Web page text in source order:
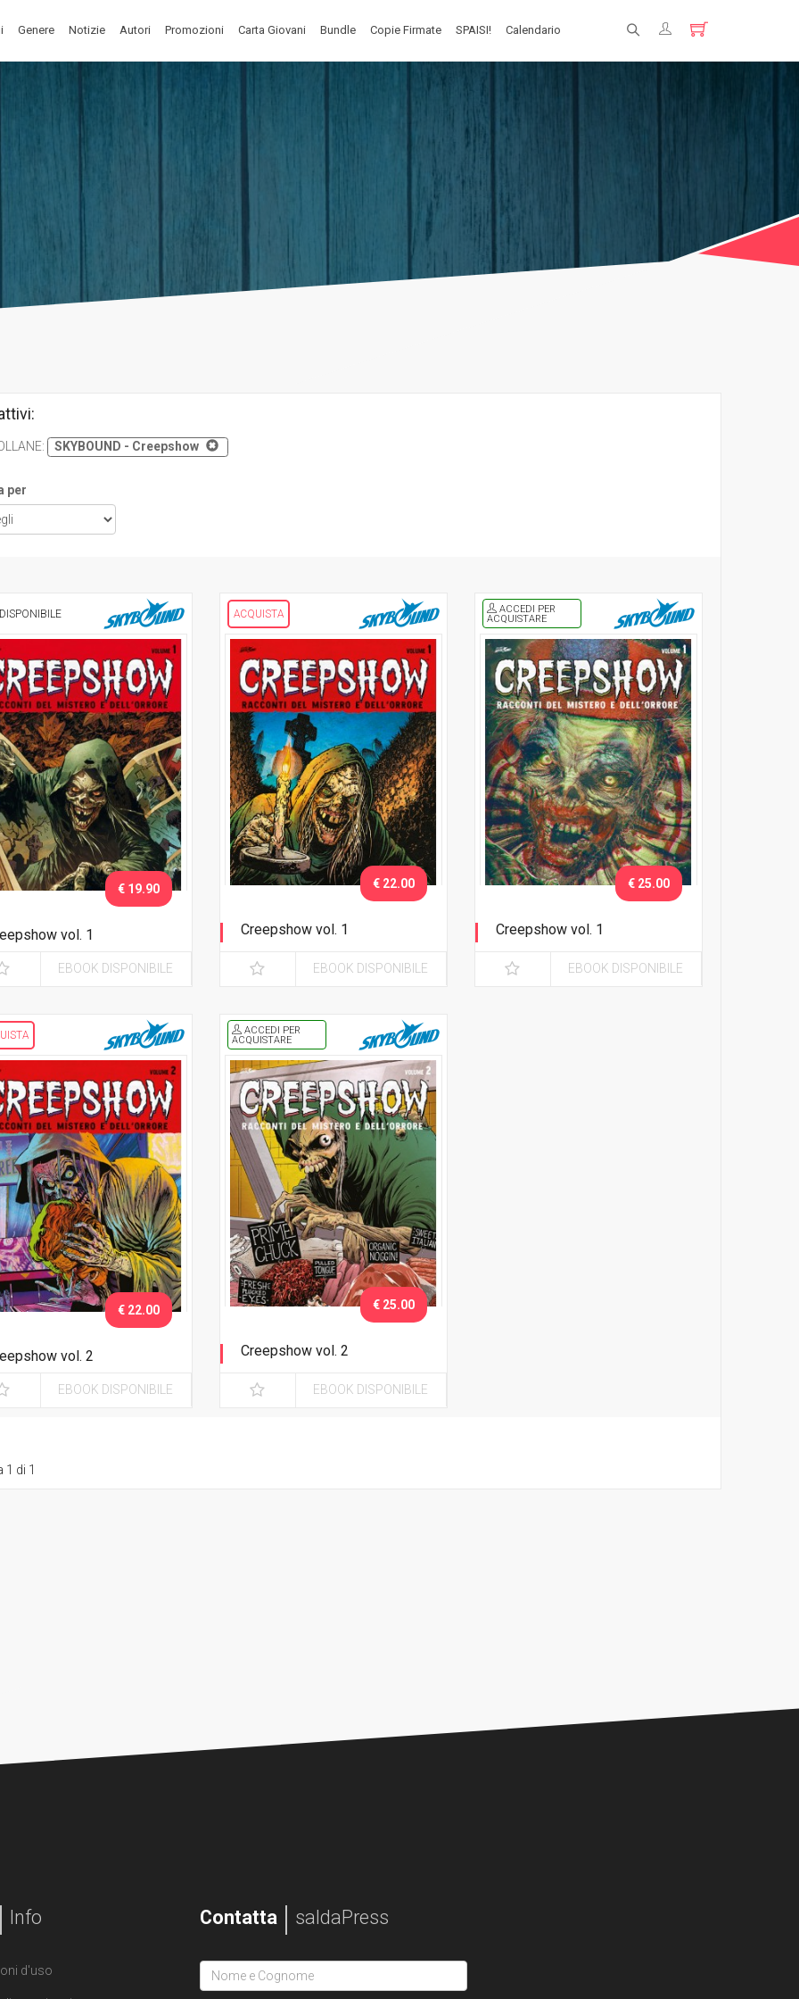
Genere Notizie Autori Promozioni Carta Giovani Bundle Copie Firmate SPAISI! Calendario
: SKYBOUND - Creepshow
per
vol. 1
€ 19.90
EBOOK DISPONIBILE
ACQUISTA
Creepshow vol. 1
€ 22.00
EBOOK DISPONIBILE
ACCEDI PER
ACQUISTARE
Creepshow vol. 1
€ 25.00
EBOOK DISPONIBILE
vol. 2
€ 22.00
EBOOK DISPONIBILE
ACCEDI PER
ACQUISTARE
Creepshow vol. 2
€ 25.00
EBOOK DISPONIBILE
1 di 1
Info
d'uso
Contatta saldaPress